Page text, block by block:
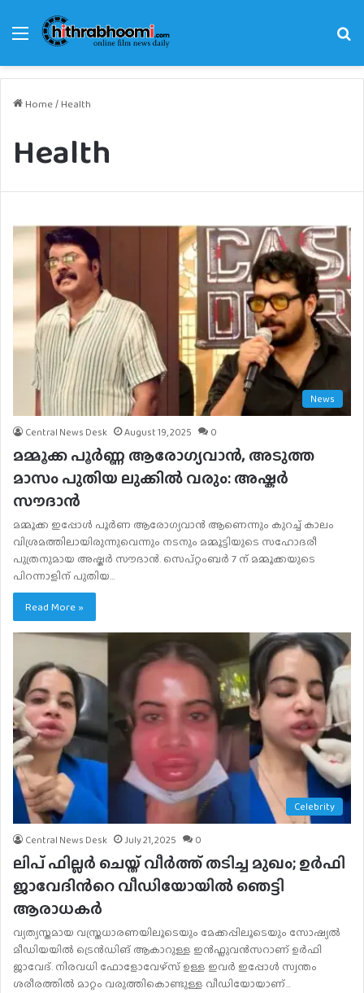
Menu
Home/Health
Health
News
Central News Desk August 19, 2025 0
മമ്മൂക്ക പൂർണ്ണ ആരോഗ്യവാൻ, അടുത്ത
മാസം പുതിയ ലുക്കിൽ വരും: അഷ്കർ
സൗദാൻ
മമ്മൂക്ക ഇപ്പോൾ പൂർണ ആരോഗ്യവാൻ ആണെന്നും കുറച്ച് കാലം
വിശ്രമത്തിലായിരുന്നുവെന്നും നടനും മമ്മൂട്ടിയുടെ സഹോദരീ
പുത്രനുമായ അഷ്കർ സൗദാൻ. സെപ്റ്റംബർ 7 ന് മമ്മൂക്കയുടെ
പിറന്നാളിന് പുതിയ…
Read More »
Celebrity
Central News Desk July 21, 2025 0
ലിപ് ഫില്ലർ ചെയ്ത് വീർത്ത് തടിച്ച മുഖം; ഉർഫി
ജാവേദിന്‍റെ വീഡിയോയില്‍ ഞെട്ടി
ആരാധകര്‍
വ്യത്യസ്തമായ വസ്ത്രധാരണയിലൂടെയും മേക്കപ്പിലൂടെയും സോഷ്യൽ
മീഡിയയിൽ ട്രെൻഡിങ് ആകാറുള്ള ഇൻഫ്ലുവൻസറാണ് ഉർഫി
ജാവേദ്. നിരവധി ഫോളോവേഴ്സ് ഉള്ള ഇവർ ഇപ്പോൾ സ്വന്തം
ശരീരത്തിൽ മാറ്റം വരുത്തികൊണ്ടുള്ള വീഡിയോയാണ്…